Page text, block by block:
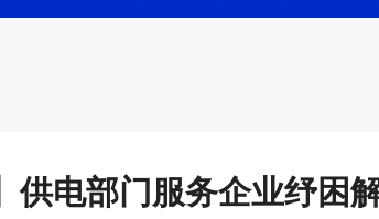
】供电部门服务企业纾困